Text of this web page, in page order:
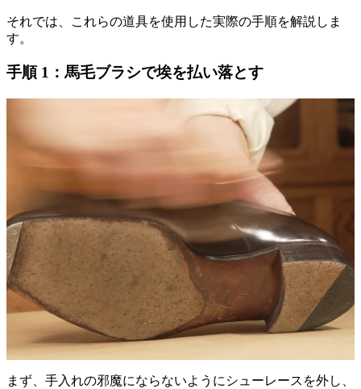
それでは、これらの道具を使用した実際の手順を解説しま
す。
手順 1：馬毛ブラシで埃を払い落とす
まず、手入れの邪魔にならないようにシューレースを外し、